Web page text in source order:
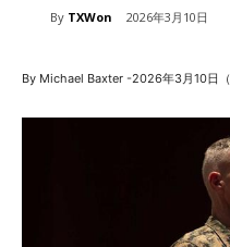
By TXWon 2026年3月10日
By Michael Baxter -2026年3月10日（